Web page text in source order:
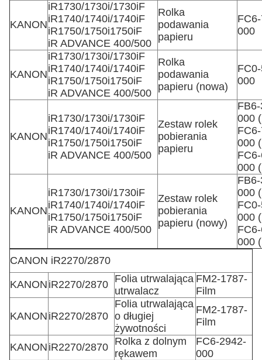
KANON
iR1730/1730i/1730iF
iR1740/1740i/1740iF
iR1750/1750i1750iF
iR ADVANCE 400/500
Rolka
podawania
papieru
000
KANON
iR1730/1730i/1730iF
iR1740/1740i/1740iF
iR1750/1750i1750iF
iR ADVANCE 400/500
Rolka
podawania
papieru (nowa)
000
KANON
iR1730/1730i/1730iF
iR1740/1740i/1740iF
iR1750/1750i1750iF
iR ADVANCE 400/500
Zestaw rolek
pobierania
papieru
000
000
000
KANON
iR1730/1730i/1730iF
iR1740/1740i/1740iF
iR1750/1750i1750iF
iR ADVANCE 400/500
Zestaw rolek
pobierania
papieru (nowy)
000
000
000
CANON iR2270/2870
KANON iR2270/2870 Folia utrwalająca
utrwalacz
FM2-1787-
Film
KANON iR2270/2870
Folia utrwalająca
o długiej
żywotności
FM2-1787-
Film
KANON iR2270/2870 Rolka z dolnym
rękawem
FC6-2942-
000